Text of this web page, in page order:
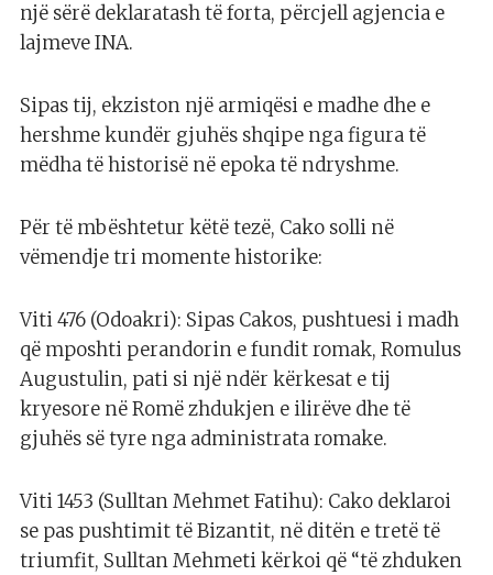
një sërë deklaratash të forta, përcjell agjencia e
lajmeve INA.
Sipas tij, ekziston një armiqësi e madhe dhe e
hershme kundër gjuhës shqipe nga figura të
mëdha të historisë në epoka të ndryshme.
Për të mbështetur këtë tezë, Cako solli në
vëmendje tri momente historike:
Viti 476 (Odoakri): Sipas Cakos, pushtuesi i madh
që mposhti perandorin e fundit romak, Romulus
Augustulin, pati si një ndër kërkesat e tij
kryesore në Romë zhdukjen e ilirëve dhe të
gjuhës së tyre nga administrata romake.
Viti 1453 (Sulltan Mehmet Fatihu): Cako deklaroi
se pas pushtimit të Bizantit, në ditën e tretë të
triumfit, Sulltan Mehmeti kërkoi që “të zhduken